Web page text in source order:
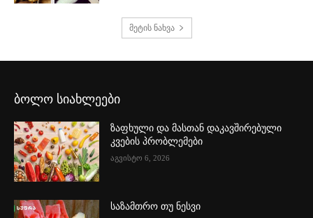
მეტის ნახვა
ბოლო სიახლეები
ზაფხული და მასთან დაკავშირებული
კვების პრობლემები
აგვისტო 6, 2026
საზამთრო თუ ნესვი